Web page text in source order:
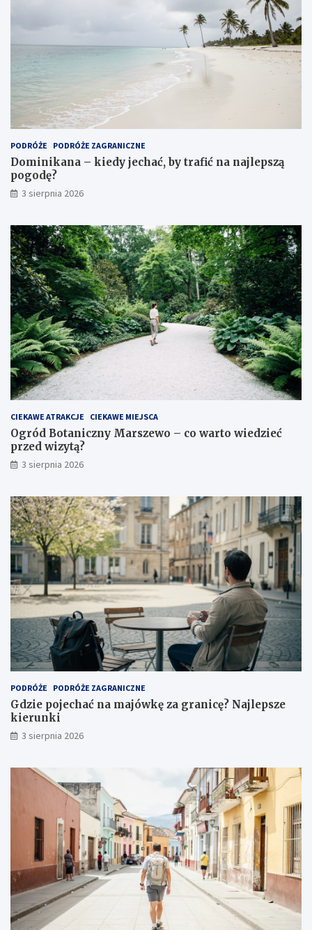
PODRÓŻE PODRÓŻE ZAGRANICZNE
Dominikana – kiedy jechać, by trafić na najlepszą
pogodę?
3 sierpnia 2026
CIEKAWE ATRAKCJE CIEKAWE MIEJSCA
Ogród Botaniczny Marszewo – co warto wiedzieć
przed wizytą?
3 sierpnia 2026
PODRÓŻE PODRÓŻE ZAGRANICZNE
Gdzie pojechać na majówkę za granicę? Najlepsze
kierunki
3 sierpnia 2026